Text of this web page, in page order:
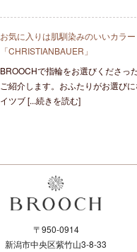
お気に入りは肌馴染みのいいカラー
「CHRISTIANBAUER」
BROOCHで指輪をお選びくださっ
ご紹介します。おふたりがお選び
イツブ [...続きを読む]
〒950-0914
新潟市中央区紫竹山3-8-33